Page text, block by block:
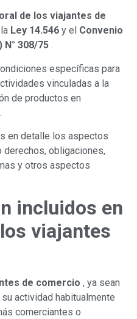
de los viajantes de
Ley 14.546 y el Convenio
308/75 .
específicas para
vinculadas a la
de productos en
en detalle los aspectos
derechos, obligaciones,
y otros aspectos
incluidos en
viajantes
de comercio , ya sean
actividad habitualmente
comerciantes o